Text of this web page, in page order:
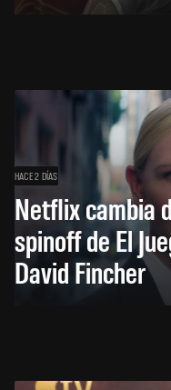
HACE 2 DÍAS
Netflix cambia
spinoff de El
David Fincher